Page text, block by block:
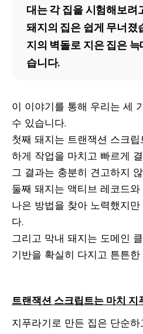
대는 각 집을 시험해보려
돼지의 집은 쉽게 무너졌
지의 벽돌로 지은 집은
습니다.
이 이야기를 통해 우리는 세
수 있습니다.
첫째 돼지는 트랜잭션 스크
하게 작업을 마치고 빠르게
그 결과는 충분히 견고하지
둘째 돼지는 액티브 레코드
나은 방법을 찾아 노력했지
다.
그리고 막내 돼지는 도메인
기반을 확실히 다지고 튼튼
트랜잭션 스크립트는 마치 지
지푸라기로 만든 집은 단순